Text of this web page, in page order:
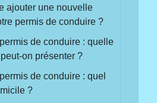
ajouter une nouvelle
permis de conduire ?
de conduire : quelle
on présenter ?
de conduire : quel
?